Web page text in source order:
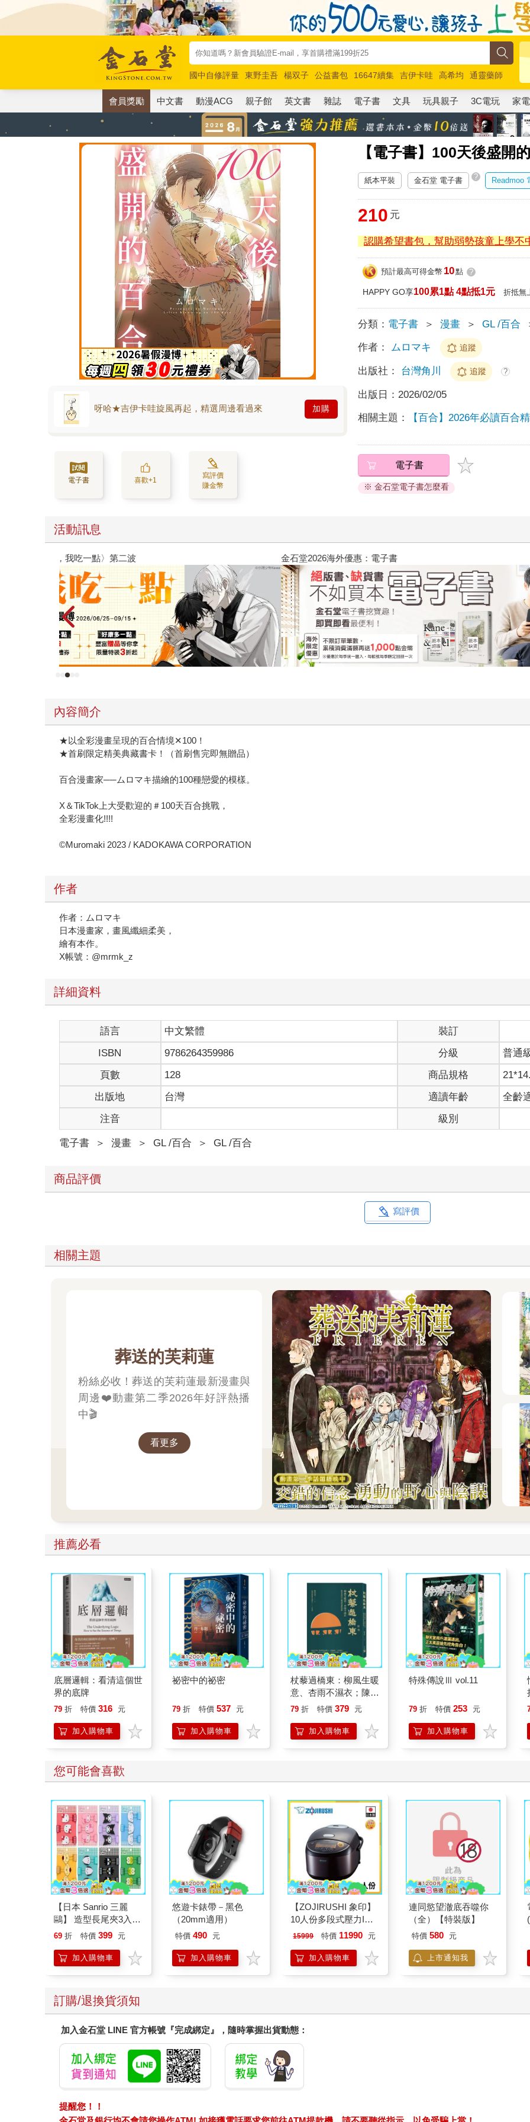
國中自修評量 東野圭吾 楊双子 公益書包 16647續集 吉伊卡哇 高希均
通靈藥師
唯紅花綻放
奧德賽 路邊攤新作 馬斯克 玩具總動員5 超慢跑
會員獎勵 中文書 動漫ACG 親子館 英文書 雜誌 電子書 文具 玩具親子 3C電玩 家電
【電子書】100天後盛開
呀哈★吉伊卡哇旋風再起，精選周邊看過來 加購
電子書 喜歡+1
寫評價
賺金幣
紙本平裝 金石堂 電子書 ? Readmoo
210 元
認購希望書包，幫助弱勢孩童上學不
預計最高可得金幣 10點 ?
HAPPY GO享100累1點 4點抵1元 折抵無
分類： 電子書 ＞ 漫畫 ＞ GL /百合
作者： ムロマキ 追蹤
出版社： 台灣角川 追蹤 ?
出版日： 2026/02/05
相關主題： 【百合】2026年必讀百合
電子書
※ 金石堂電子書怎麼看
活動訊息
金石堂2026海外優惠：電子書
原本只是跟全校第一美少女商量
的存在（１）
內容簡介
★以全彩漫畫呈現的百合情境✕100！
★首刷限定精美典藏書卡！（首刷售完即無贈品）
百合漫畫家──ムロマキ描繪的100種戀愛的模樣。
X＆TikTok上大受歡迎的＃100天百合挑戰，
全彩漫畫化!!!!
©Muromaki 2023 / KADOKAWA CORPORATION
作者
作者：ムロマキ
日本漫畫家，畫風纖細柔美，
繪有本作。
X帳號：@mrmk_z
詳細資料
語言 中文繁體
裝訂
ISBN
9786264359986 分級
普通
頁數
128 商品規格
出版地
台灣 適讀年齡
全齡
注音
級別
電子書 ＞ 漫畫 ＞ GL /百合 ＞ GL /百合
商品評價
寫評價
相關主題
葬送的芙莉蓮
粉絲必收！葬送的芙莉蓮最新漫畫與
周邊❤️動畫第二季2026年好評熱播
中🎬
看更多
推薦必看
底層邏輯：看清這個世
界的底牌
79 折 特價 316 元
加入購物車
祕密中的祕密
79 折 特價 537 元
加入購物車
杖藜過橋東：柳風生暖
意、杏雨不濕衣；陳亮
恭談以心轉境的適齡漫
79 折 特價 379 元
加入購物車
特殊傳說Ⅲ vol.11
79 折 特價 253 元
加入購物車
其他人也買
金石堂
【電子書】韋伯方法論
文集
特價 520 元
電子書
金石堂
【電子書】櫻花莊的寵
物女孩（7.5）
特價 150 元
電子書
Readmoo
【電子書】「自己究竟
能成長到什麼地步呢？
我的答案是沒有極限」
特價 320 元
電子書
金石堂
【電子書】最權威的延
世大學韓國語練習本
（1）
特價 224 元
電子書
其他人也看
金石堂 金石堂 Readmoo 金石堂